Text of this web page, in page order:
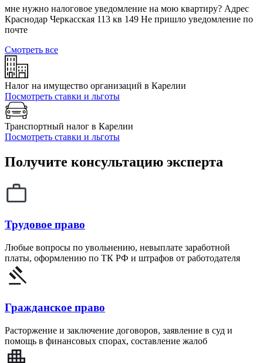
мне нужно налоговое уведомление на мою квартиру? Адрес
Краснодар Черкасская 113 кв 149 Не пришло уведомление по
почте
Смотреть все
Налог на имущество организаций в Карелии
Посмотреть ставки и льготы
Транспортный налог в Карелии
Посмотреть ставки и льготы
Получите консультацию эксперта
Трудовое право
Любые вопросы по увольнению, невыплате заработной
платы, оформлению по ТК РФ и штрафов от работодателя
Гражданское право
Расторжение и заключение договоров, заявление в суд и
помощь в финансовых спорах, составление жалоб